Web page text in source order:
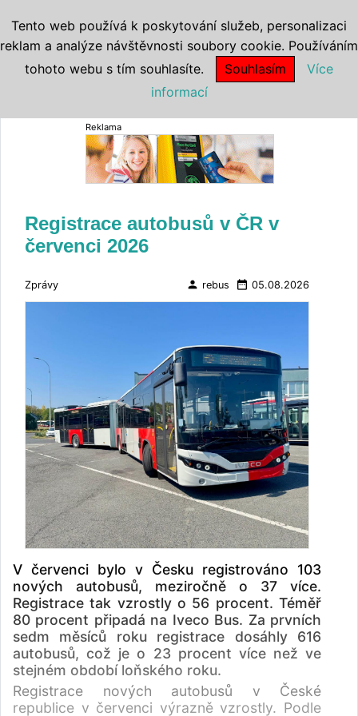
Reklama
Registrace autobusů v ČR v
červenci 2026
Zprávy person rebus date_range 05.08.2026
V červenci bylo v Česku registrováno 103
nových autobusů, meziročně o 37 více.
Registrace tak vzrostly o 56 procent. Téměř
80 procent připadá na Iveco Bus. Za prvních
sedm měsíců roku registrace dosáhly 616
autobusů, což je o 23 procent více než ve
stejném období loňského roku.
Registrace nových autobusů v České
republice v červenci výrazně vzrostly. Podle
Tento web používá k poskytování služeb, personalizaci
reklam a analýze návštěvnosti soubory cookie. Používáním
tohoto webu s tím souhlasíte.
Souhlasím
Více
informací